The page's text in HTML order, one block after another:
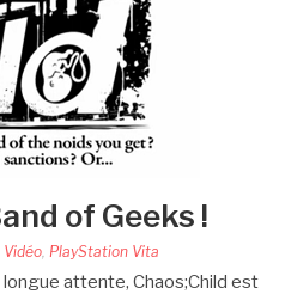
of Geeks !
Vidéo PlayStation Vita
attente, Chaos;Child est